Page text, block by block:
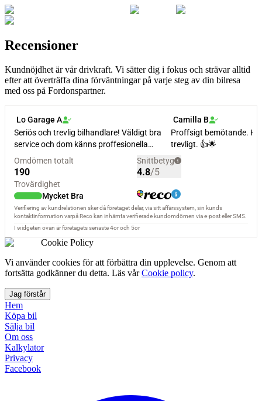
Recensioner
Kundnöjdhet är vår drivkraft. Vi sätter dig i fokus och strävar alltid
efter att överträffa dina förväntningar på varje steg av din bilresa
med oss på Fordonspartner.
Cookie Policy
Vi använder cookies för att förbättra din upplevelse. Genom att
fortsätta godkänner du detta. Läs vår Cookie policy.
Jag förstår
Hem
Köpa bil
Sälja bil
Om oss
Kalkylator
Privacy
Facebook